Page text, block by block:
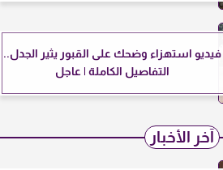
فيديو استهزاء وضحك على القبور يثير الجدل..
التفاصيل الكاملة | عاجل
آخر الأخبار